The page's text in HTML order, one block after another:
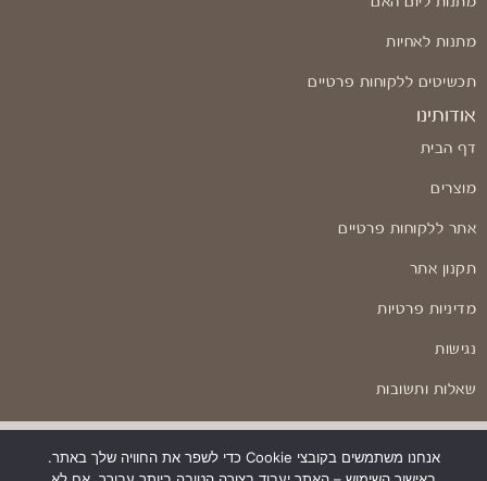
מתנות לאחיות
תכשיטים ללקוחות פרטיים
אודותינו
דף הבית
מוצרים
אתר ללקוחות פרטיים
תקנון אתר
מדיניות פרטיות
נגישות
שאלות ותשובות
אנחנו משתמשים בקובצי Cookie כדי לשפר את החוויה שלך באתר.